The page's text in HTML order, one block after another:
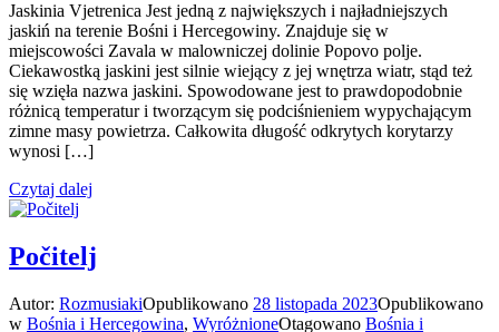
Jaskinia Vjetrenica Jest jedną z największych i najładniejszych
jaskiń na terenie Bośni i Hercegowiny. Znajduje się w
miejscowości Zavala w malowniczej dolinie Popovo polje.
Ciekawostką jaskini jest silnie wiejący z jej wnętrza wiatr, stąd też
się wzięła nazwa jaskini. Spowodowane jest to prawdopodobnie
różnicą temperatur i tworzącym się podciśnieniem wypychającym
zimne masy powietrza. Całkowita długość odkrytych korytarzy
wynosi […]
Czytaj dalej
Počitelj
Autor: RozmusiakiOpublikowano 28 listopada 2023Opublikowano
w Bośnia i Hercegowina, WyróżnioneOtagowano Bośnia i